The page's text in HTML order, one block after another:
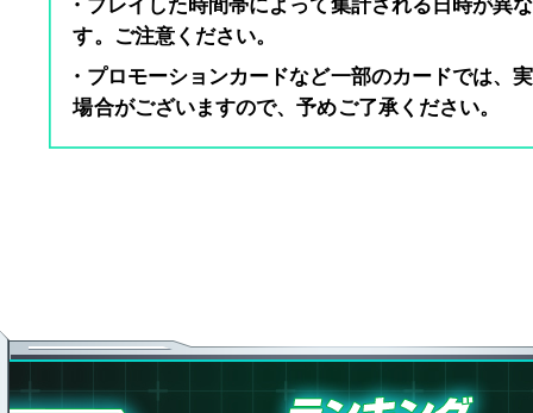
す。ご注意ください。
・プロモーションカードなど一部のカードでは、
場合がございますので、予めご了承ください。